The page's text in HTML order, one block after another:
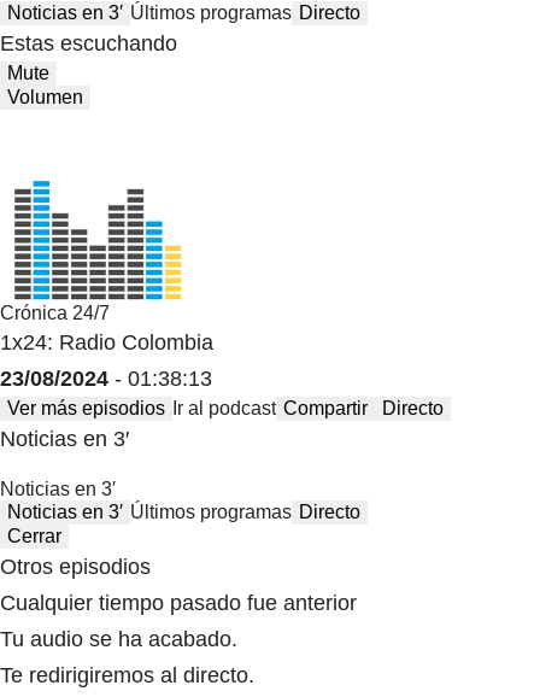
Noticias en 3′ Últimos programas Directo
Estas escuchando
Mute
Volumen
Crónica 24/7
1x24: Radio Colombia
23/08/2024 - 01:38:13
Ver más episodios Ir al podcast Compartir Directo
Noticias en 3′
Noticias en 3′
Noticias en 3′ Últimos programas Directo
Cerrar
Otros episodios
Cualquier tiempo pasado fue anterior
Tu audio se ha acabado.
Te redirigiremos al directo.